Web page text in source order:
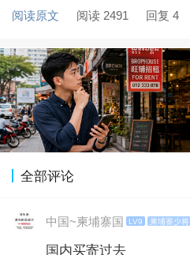
阅读原文 阅读 2491 回复 4
全部评论
中国~柬埔寨国 LV9 柬埔寨少将
国内买寄过去